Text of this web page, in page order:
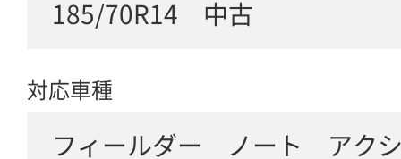
185/70R14 中古
対応車種
フィールダー ノート アク